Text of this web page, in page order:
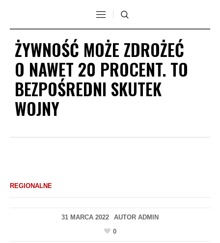
ŻYWNOŚĆ MOŻE ZDROŻEĆ
O NAWET 20 PROCENT. TO
BEZPOŚREDNI SKUTEK
WOJNY
REGIONALNE
31 MARCA 2022 AUTOR ADMIN
0